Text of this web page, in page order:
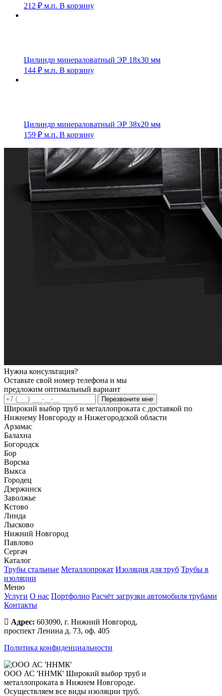
212 ₽ м.п. В корзину
Цилиндр минераловатный ЭР 18х30 мм
144 ₽ м.п. В корзину
Цилиндр минераловатный ЭР 38х20 мм
159 ₽ м.п. В корзину
Нужна консультация?
Оставьте свой номер телефона и мы
предложим оптимальный вариант
Перезвоните мне
Широкий выбор труб и металлопроката с доставкой по
Нижнему Новгороду и Нижегородской области
Арзамас
Балахна
Богородск
Бор
Ворсма
Выкса
Городец
Дзержинск
Заволжье
Кстово
Линда
Лысково
Нижний Новгород
Павлово
Сергач
Каталог
Трубы стальные Металлопрокат Изоляция для труб Трубы в
изоляции
Меню
Услуги О нас Портфолио Расчёт загрузки автомобиля трубами
Контакты
Адрес: 603090, г. Нижний Новгород,
проспект Ленина д. 73, оф. 405
Политика конфиденциальности
ООО АС 'ННМК' Широкий выбор труб и
металлопроката в Нижнем Новгороде.
Осуществляем все виды изоляции труб.